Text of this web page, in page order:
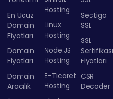
En Ucuz
Domain
Fiyatları
Domain
Fiyatları
Domain
Aracılık
Hosting
Linux
Hosting
Node.JS
Hosting
E-Ticaret
Hosting
Sectigo
SSL
SSL
Sertifikası
Fiyatları
CSR
Decoder